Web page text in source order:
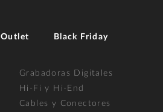
Outlet Black Friday
Grabadoras Digitales
Hi-Fi y Hi-End
Cables y Conectores